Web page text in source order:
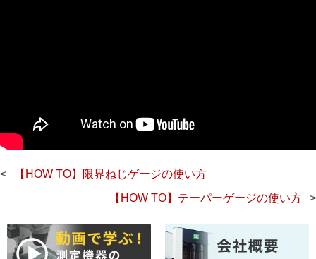
投
ゲ
ー
【HOW TO】限界ねじゲージの使い方
【HOW TO】テーパーゲージの使い方